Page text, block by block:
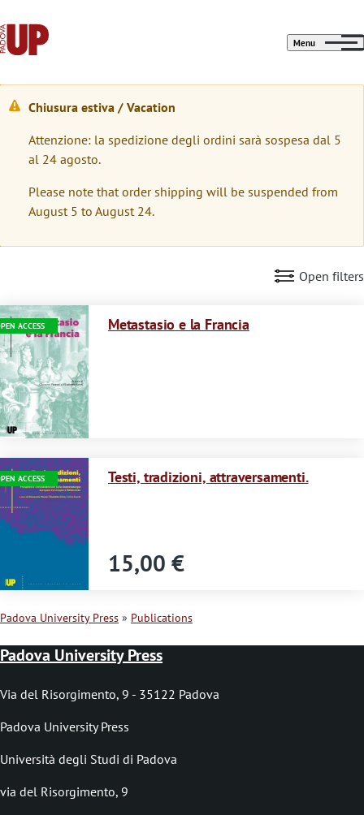
Menu
W
a
r
n
i
m
e
s
s
a
g
e
Chiusura estiva / Vacation
Attenzione: la spedizione degli ordini sarà sospesa dal 5
al 24 agosto.
Please note that order shipping will be suspended from
August 5 to August 24.
Open filters
ACCESS
Immagine Metastasio e la Francia
ACCESS
Immagine Testi, tradizioni, attraversamenti.
15,00 €
B
r
e
a
d
c
Padova University Press Publications
Padova University Press
Via del Risorgimento, 9 - 35122 Padova
Padova University Press
Università degli Studi di Padova
via del Risorgimento, 9